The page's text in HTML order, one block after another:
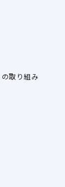
取り組み